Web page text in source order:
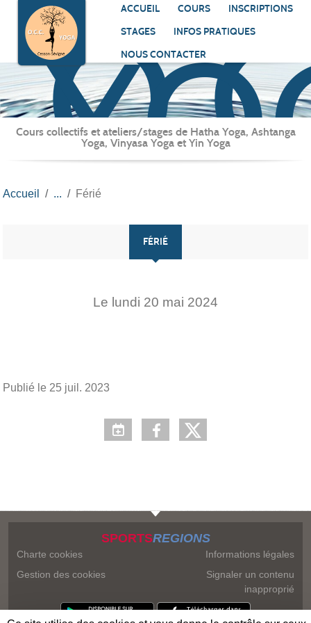
ACCUEIL COURS
INSCRIPTIONS
STAGES
INFOS PRATIQUES
NOUS CONTACTER
Cours collectifs et ateliers/stages de Hatha Yoga, Ashtanga
Yoga, Vinyasa Yoga et Yin Yoga
Accueil Férié
FÉRIÉ
Le lundi 20 mai 2024
Publié le 25 juil. 2023
SPORTSREGIONS
Charte cookies
Gestion des cookies
Informations légales
Signaler un contenu
inapproprié
Panneau de gestion des cookies